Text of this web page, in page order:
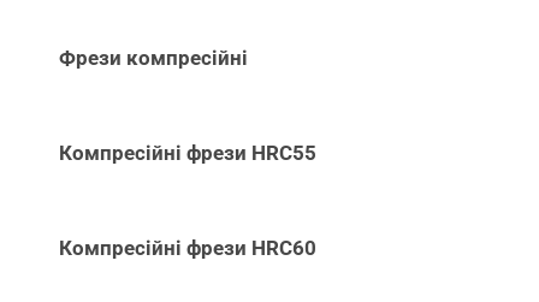
Фрези компресійні
Компресійні фрези HRC55
Компресійні фрези HRC60